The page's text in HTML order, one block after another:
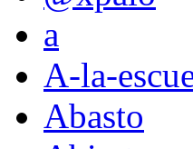
a
A-la-
Abasto